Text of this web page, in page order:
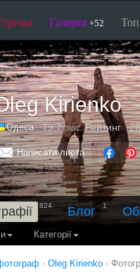
Галерея +52
Kirienko
Одеса 79,7тис.Рейтинг
Написати листа
824 Блог 1
Категорії
› Oleg Kirienko ›